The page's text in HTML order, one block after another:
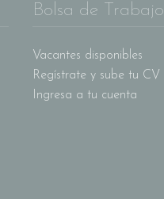
Bolsa de Trabajo
Vacantes disponibles
Regístrate y sube tu CV
Ingresa a tu cuenta